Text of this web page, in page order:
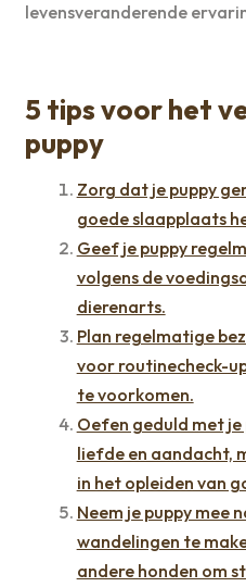
levensveranderende
5 tips voor het
puppy
Zorg dat je puppy
goede slaapplaats
Geef je puppy
volgens de
dierenarts.
Plan regelmatige
voor routinecheck-
te voorkomen.
Oefen geduld met je
liefde en aandacht,
in het opleiden van
Neem je puppy mee
wandelingen te
andere honden om